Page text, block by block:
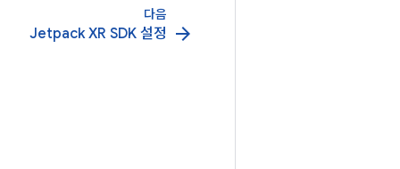
다음
Jetpack XR SDK 설정 arrow_forward